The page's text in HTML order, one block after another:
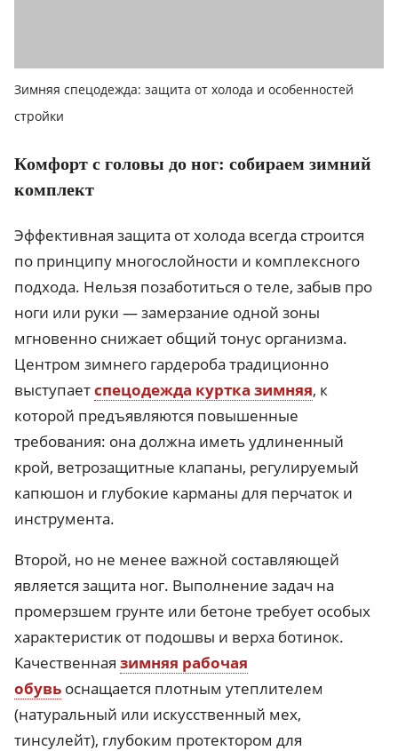
Зимняя спецодежда: защита от холода и особенностей
стройки
Комфорт с головы до ног: собираем зимний
комплект
Эффективная защита от холода всегда строится
по принципу многослойности и комплексного
подхода. Нельзя позаботиться о теле, забыв про
ноги или руки — замерзание одной зоны
мгновенно снижает общий тонус организма.
Центром зимнего гардероба традиционно
выступаетспецодежда куртка зимняя, к
которой предъявляются повышенные
требования: она должна иметь удлиненный
крой, ветрозащитные клапаны, регулируемый
капюшон и глубокие карманы для перчаток и
инструмента.
Второй, но не менее важной составляющей
является защита ног. Выполнение задач на
промерзшем грунте или бетоне требует особых
характеристик от подошвы и верха ботинок.
Качественная зимняя рабочая
обувь оснащается плотным утеплителем
(натуральный или искусственный мех,
тинсулейт), глубоким протектором для